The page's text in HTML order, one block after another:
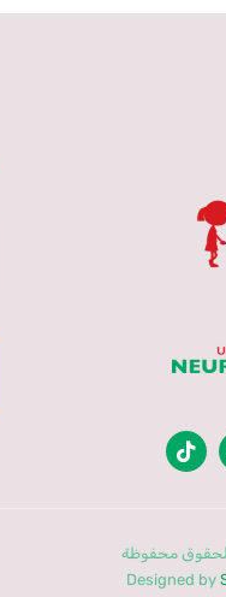
محفوظة
Designed by